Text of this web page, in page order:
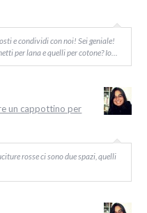
e condividi con noi! Sei geniale!
per lana e quelli per cotone? Io…
un cappottino per
rosse ci sono due spazi, quelli